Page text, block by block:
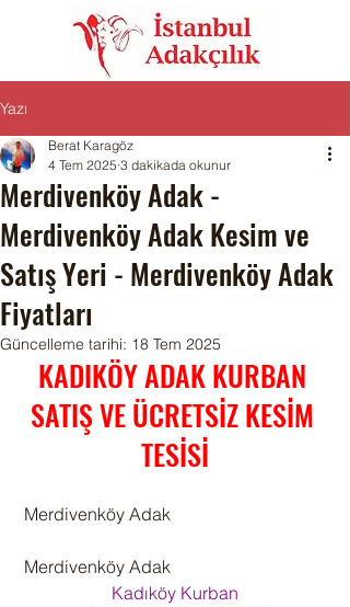
Yazı
Merdivenköy Adak -
Merdivenköy Adak Kesim ve
Satış Yeri - Merdivenköy Adak
Fiyatları
Berat Karagöz
4 Tem 2025 3 dakikada okunur
Güncelleme tarihi: 18 Tem 2025
KADIKÖY ADAK KURBAN
SATIŞ VE ÜCRETSİZ KESİM
TESİSİ
Merdivenköy Adak
Merdivenköy Adak
Kadıköy Kurban